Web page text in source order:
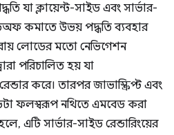
যা ক্লায়েন্ট-সাইড এবং সার্ভার-
কমাতে উভয় পদ্ধতি ব্যবহার
লোডের মতো নেভিগেশন
পরিচালিত হয় যা
করে। তারপর জাভাস্ক্রিপ্ট এবং
ফলস্বরূপ নথিতে এমবেড করা
এটি সার্ভার-সাইড রেন্ডারিংয়ের